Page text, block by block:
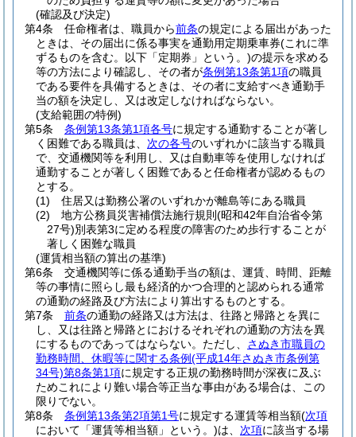
(確認及び決定)
第4条
任命権者は、職員から前条の規定による届出があった
ときは、その届出に係る事実を通勤用定期乗車券(これに準
ずるものを含む。以下「定期券」という。)の提示を求める
等の方法により確認し、その者が条例第13条第1項の職員
である要件を具備するときは、その者に支給すべき通勤手
当の額を決定し、又は改定しなければならない。
(支給範囲の特例)
第5条
条例第13条第1項各号に規定する通勤することが著し
く困難である職員は、 次の各号のいずれかに該当する職員
で、交通機関等を利用し、又は自動車等を使用しなければ
通勤することが著しく困難であると任命権者が認めるもの
とする。
(1)
住居又は勤務公署のいずれかが離島等にある職員
(2)
地方公務員災害補償法施行規則 (昭和42年自治省令第
27号)別表第3に定める程度の障害のため歩行することが
著しく困難な職員
(運賃相当額の算出の基準)
第6条
交通機関等に係る通勤手当の額は、運賃、時間、距離
等の事情に照らし最も経済的かつ合理的と認められる通常
の通勤の経路及び方法により算出するものとする。
第7条
前条の通勤の経路又は方法は、往路と帰路とを異に
し、又は往路と帰路とにおけるそれぞれの通勤の方法を異
にするものであってはならない。 ただし、 さぬき市職員の
勤務時間、休暇等に関する条例(平成14年さぬき市条例第
34号)第8条第1項に規定する正規の勤務時間が深夜に及ぶ
ためこれにより難い場合等正当な事由がある場合は、この
限りでない。
第8条
条例第13条第2項第1号に規定する運賃等相当額(次項
において「運賃等相当額」という。)は、 次項に該当する場